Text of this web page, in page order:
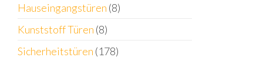
Hauseingangstüren (8)
Kunststoff Türen (8)
Sicherheitstüren (178)